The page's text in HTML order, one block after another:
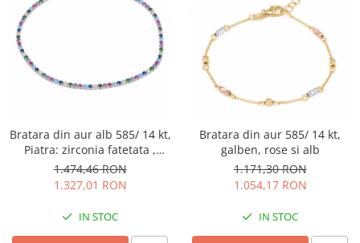
Bratara din aur alb 585/ 14 kt,
Piatra: zirconia fatetata ,
Culoare: multicolor,
1.474,46 RON
1.327,01 RON
IN STOC
Bratara din aur 585/ 14 kt,
galben, rose si alb
1.171,30 RON
1.054,17 RON
IN STOC